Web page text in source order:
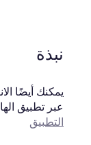
نبذة
يمكنك أيضًا
عبر تطبيق
التطبيق